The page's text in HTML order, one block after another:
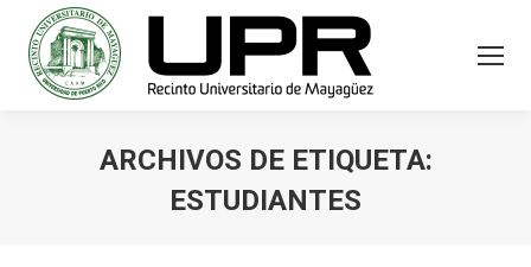
ARCHIVOS DE ETIQUETA:
ESTUDIANTES